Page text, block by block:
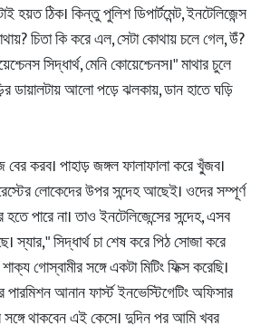
হয়ত ঠিক। কিন্তু পুলিশ ডিপার্টমেন্ট, ইনটেলিজেন্স
চিতা কি করে এল, সেটা কোথায় চলে গেল, উঁ?
সিদ্ধার্থ, মেনি কোয়েশ্চেনস।" মাথার চুলে
ডায়ালটায় আলো পড়ে ঝলকায়, ডান হাতে ঘড়ি
করব। পাহাড় জঙ্গল ফালাফালা করে খু্ঁজব।
লোকেদের উপর সন্দেহ আছেই। ওদের সম্পূর্ণ
পারে না। তাও ইনটেলিজেন্সের সন্দেহ, এসব
স্যার," সিদ্ধার্থ চা শেষ করে পিঠ সোজা করে
গোস্বামীর সঙ্গে একটা মিটিং ফিক্স করেছি।
আনান ফার্স্ট ইনভেস্টিগেটিং অফিসার
থাকবেন এই কেসে। দুদিন পর আমি খবর